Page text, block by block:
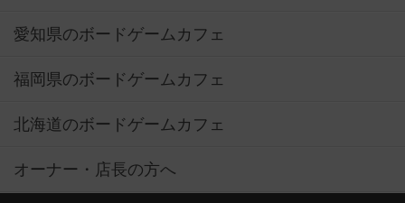
愛知県のボードゲームカフェ
福岡県のボードゲームカフェ
北海道のボードゲームカフェ
オーナー・店長の方へ